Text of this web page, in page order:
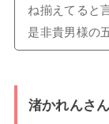
ね揃えてると
是非貴男様の
渚かれんさ